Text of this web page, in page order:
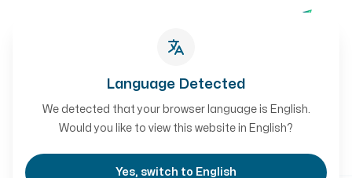
Language Detected
We detected that your browser language is English.
Would you like to view this website in English?
Yes, switch to English
הפרויקטים שלנו
מקרה בוחן
-
אקדמיית בסאאר - מכון